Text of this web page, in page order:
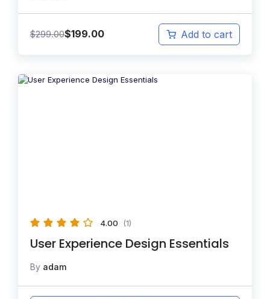
$299.00$199.00 Add to cart
4.00 (1)
User Experience Design Essentials
By adam